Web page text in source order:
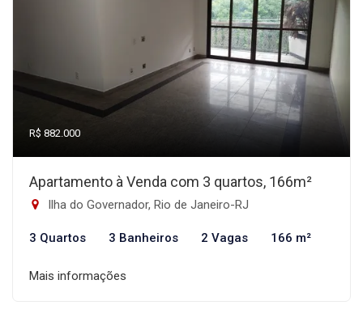
R$ 882.000
Apartamento à Venda com 3 quartos, 166m²
Ilha do Governador, Rio de Janeiro-RJ
3 Quartos 3 Banheiros 2 Vagas 166 m²
Mais informações